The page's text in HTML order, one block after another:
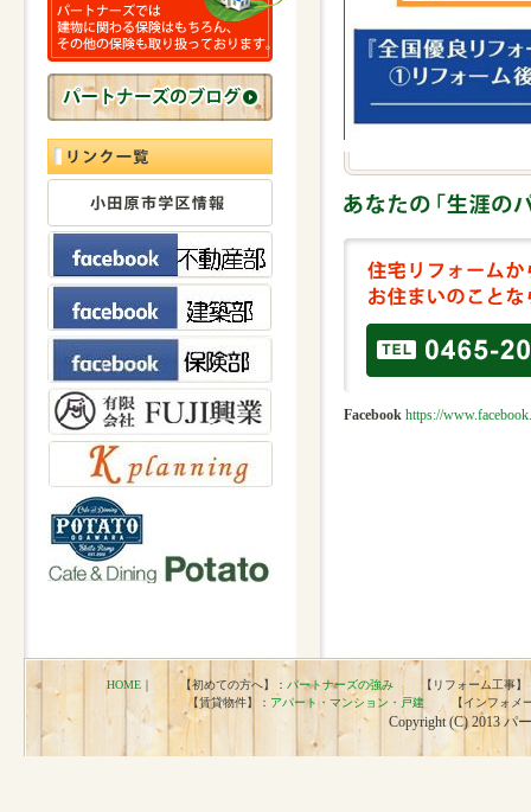
Facebook https://
HOME ｜ 【初めての方へ】： パートナーズの強み 【リフォーム工事】
【賃貸物件】： アパート・マンション・戸建【インフォメー
Copyright (C) 2013 パ